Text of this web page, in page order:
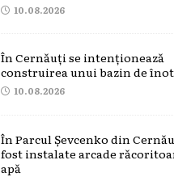
10.08.2026
În Cernăuți se intenționează
construirea unui bazin de
10.08.2026
În Parcul Șevcenko din
fost instalate arcade
apă